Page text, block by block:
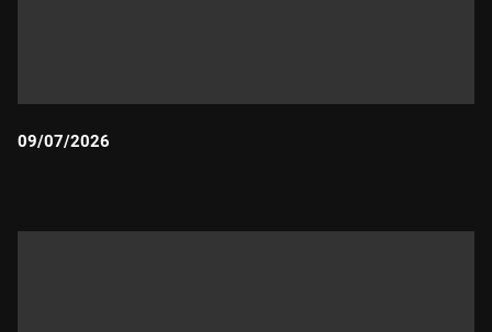
09/07/2026